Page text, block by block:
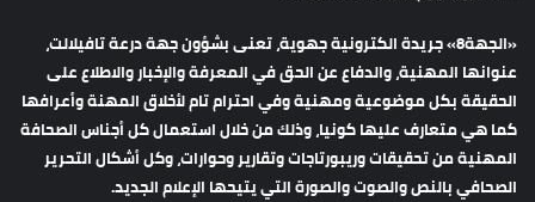
«الجهة8» جريدة الكترونية جهوية، تعنى بشؤون جهة درعة تافيلالت،
عنوانها المهنية، والدفاع عن الحق في المعرفة والإخبار والاطلاع على
الحقيقة بكل موضوعية ومهنية وفي احترام تام لأخلاق المهنة وأعرافها
كما هي متعارف عليها كونيا، وذلك من خلال استعمال كل أجناس الصحافة
المهنية من تحقيقات وريبورتاجات وتقارير وحوارات، وكل أشكال التحرير
الصحافي بالنص والصوت والصورة التي يتيحها الإعلام الجديد.